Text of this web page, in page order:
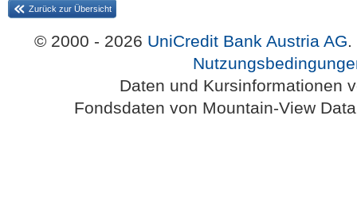
Zurück zur Übersicht
© 2000 - 2026 UniCredit Bank Austria AG.
Daten und Kursinformationen
Fondsdaten von Mountain-View